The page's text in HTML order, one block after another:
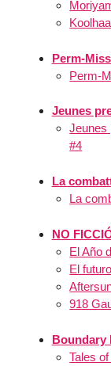
Perm-
Perm-
Jeunes
Jeunes
#4
La
La
NO
El Año
El futuro
918
Boundary
Tales